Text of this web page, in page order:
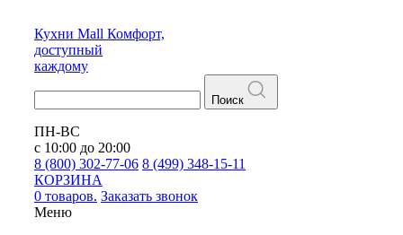
Кухни Mall Комфорт,
доступный
каждому
Поиск
ПН-ВС
с 10:00 до 20:00
8 (800) 302-77-06 8 (499) 348-15-11
КОРЗИНА
0 товаров. Заказать звонок
Меню